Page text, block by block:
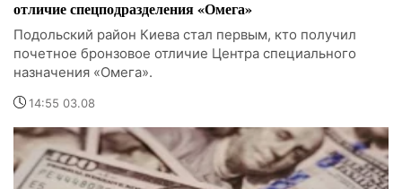
отличие спецподразделения «Омега»
Подольский район Киева стал первым, кто получил
почетное бронзовое отличие Центра специального
назначения «Омега».
14:55 03.08